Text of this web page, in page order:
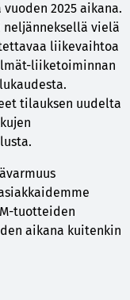
2025 aikana.
vielä
liikevaihtoa
liiketoiminnan
tilauksen uudelta
tuotteiden
aikana kuitenkin